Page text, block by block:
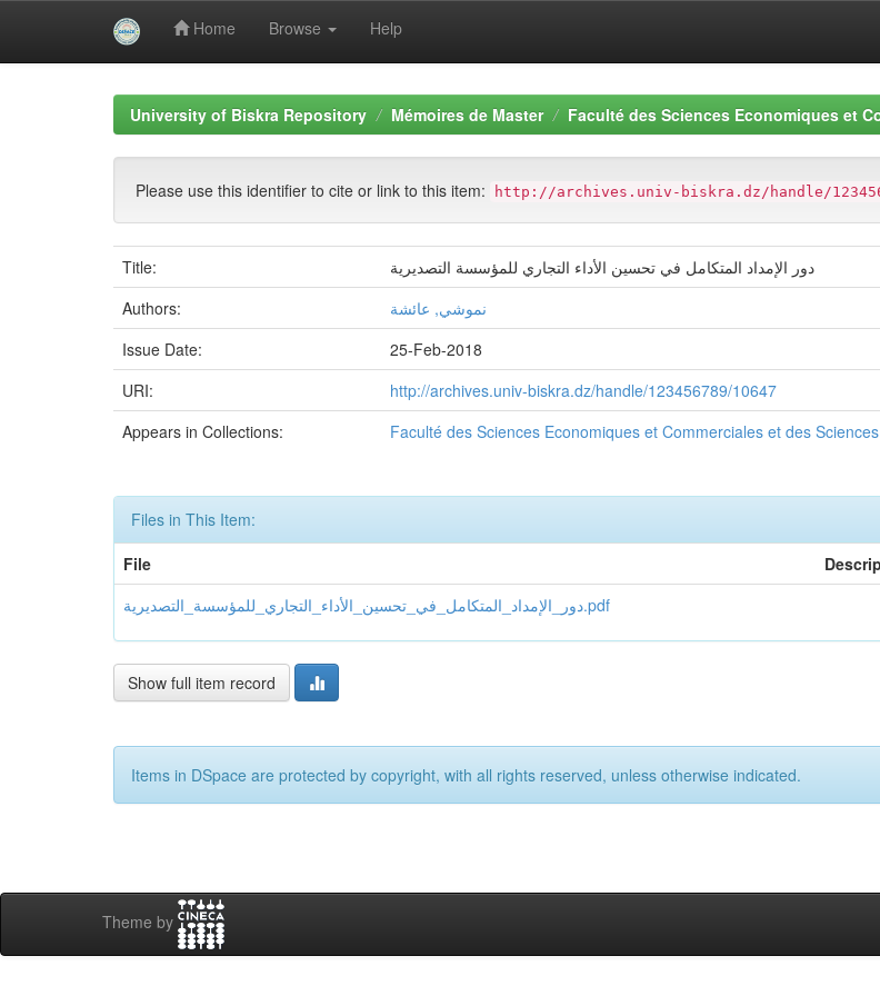
Home Browse Help
University of Biskra Repository Mémoires de Master Faculté des Sciences Economiques et
Please use this identifier to cite or link to this item: http://archives.univ-biskra.dz/handle/
Title:
دور الإمداد المتكامل في تحسين الأداء التجاري للمؤسسة التصديرية
Authors:
نموشي, عائشة
Issue Date:
25-Feb-2018
URI:
http://archives.univ-biskra.dz/handle/123456789/10647
Appears in Collections:
Faculté des Sciences Economiques et Commerciales et des
Files in This Item:
File
دور_الإمداد_المتكامل_في_تحسين_الأداء_التجاري_للمؤسسة_التصديرية.pdf
Show full item record
Items in DSpace are protected by copyright, with all rights reserved, unless otherwise indicated.
Theme by